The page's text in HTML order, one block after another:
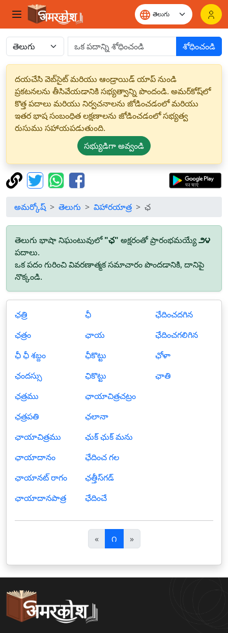
శోధించండి
దయచేసి వెబ్‌సైట్ మరియు ఆండ్రాయిడ్ యాప్ నుండి
ప్రకటనలను తీసివేయడానికి సభ్యత్వాన్ని పొందండి. అమర్‌కోష్‌లో
కొత్త పదాలు మరియు నిర్వచనాలను జోడించడంలో మరియు
ఇతర భాష సంబంధిత లక్షణాలను జోడించడంలో సభ్యత్వ
రుసుము సహాయపడుతుంది.
సభ్యుడిగా అవ్వండి
అమర్కోష్ తెలుగు విహారయాత్ర ఛ
తెలుగు భాషా నిఘంటువులో"ఛ" అక్షరంతో ప్రారంభమయ్యే౨౪
పదాలు.
ఒక పదం గురించి వివరణాత్మక సమాచారం పొందడానికి, దానిపై
నొక్కండి.
ఛత్రి
ఛత్రం
ఛీ ఛీ శబ్దం
ఛందస్సు
ఛత్రము
ఛత్రపతి
ఛాయాచిత్రము
ఛాయాదానం
ఛాయానట్ రాగం
ఛాయాదానపాత్ర
ఛీ
ఛాయ
ఛీకొట్టు
ఛికొట్టు
ఛాయాచిత్రచట్రం
ఛలానా
ఛుక్ ఛుక్ మను
ఛేదించ గల
ఛత్తీస్‍గడ్
ఛేదించే
ఛేదించదగిన
ఛేదించగలిగిన
ఛోళా
ఛాతి
«पि
छ
ला
౧ »अ
ग
ला